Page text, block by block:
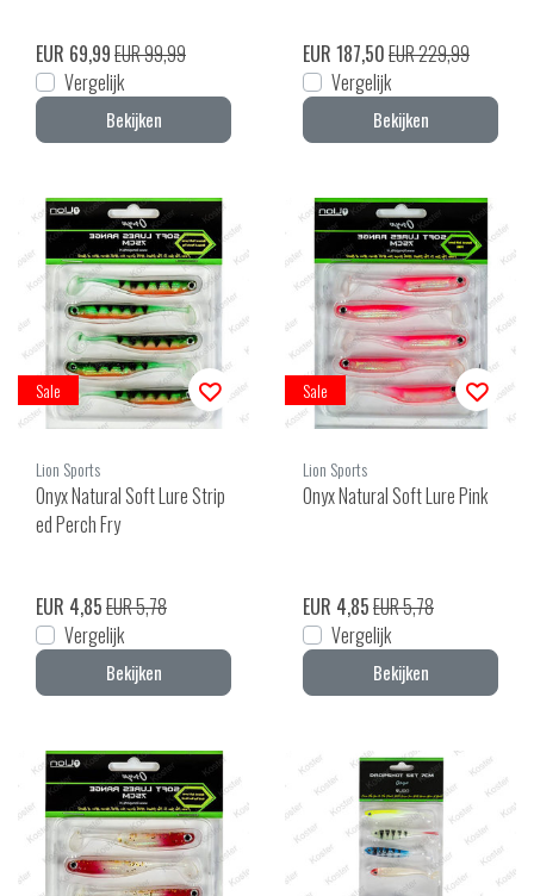
EUR 69,99EUR 99,99
Vergelijk
Bekijken
EUR 187,50EUR 229,99
Vergelijk
Bekijken
Sale
Lion Sports
Onyx Natural Soft Lure Strip
ed Perch Fry
EUR 4,85EUR 5,78
Vergelijk
Bekijken
Sale
Lion Sports
Onyx Natural Soft Lure Pink
EUR 4,85EUR 5,78
Vergelijk
Bekijken